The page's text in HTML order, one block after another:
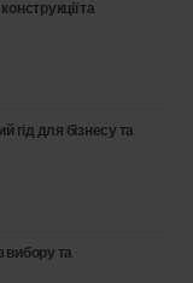
та
гід для бізнесу та
вибору та